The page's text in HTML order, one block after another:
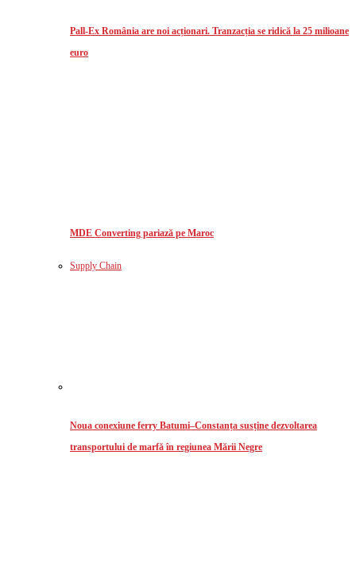
Pall-Ex România are noi acționari. Tranzacția se ridică la 25 milioane
euro
MDE Converting pariază pe Maroc
Supply Chain
Noua conexiune ferry Batumi–Constanța susține dezvoltarea
transportului de marfă în regiunea Mării Negre